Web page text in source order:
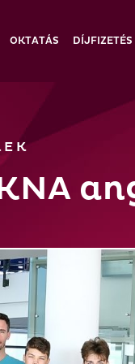
OKTATÁS DÍJFIZETÉS